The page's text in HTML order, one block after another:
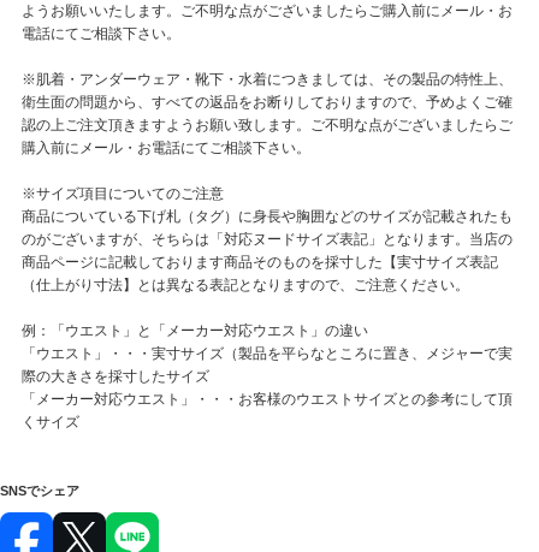
ようお願いいたします。ご不明な点がございましたらご購入前にメール・お
電話にてご相談下さい。
※肌着・アンダーウェア・靴下・水着につきましては、その製品の特性上、
衛生面の問題から、すべての返品をお断りしておりますので、予めよくご確
認の上ご注文頂きますようお願い致します。ご不明な点がございましたらご
購入前にメール・お電話にてご相談下さい。
※サイズ項目についてのご注意
商品についている下げ札（タグ）に身長や胸囲などのサイズが記載されたも
のがございますが、そちらは「対応ヌードサイズ表記」となります。当店の
商品ページに記載しております商品そのものを採寸した【実寸サイズ表記
（仕上がり寸法】とは異なる表記となりますので、ご注意ください。
例：「ウエスト」と「メーカー対応ウエスト」の違い
「ウエスト」・・・実寸サイズ（製品を平らなところに置き、メジャーで実
際の大きさを採寸したサイズ
「メーカー対応ウエスト」・・・お客様のウエストサイズとの参考にして頂
くサイズ
SNSでシェア